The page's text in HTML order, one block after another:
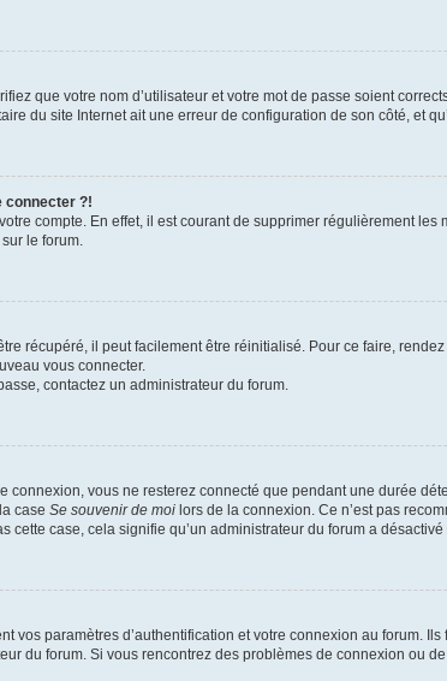
que votre nom d’utilisateur et votre mot de passe soient
du site Internet ait une erreur de configuration de son côté, et
connecter ?!
compte. En effet, il est courant de supprimer régulièrement
le forum.
récupéré, il peut facilement être réinitialisé. Pour ce faire,
vous connecter.
contactez un administrateur du forum.
connexion, vous ne resterez connecté que pendant une durée
case Se souvenir de moi lors de la connexion. Ce n’est pas
case, cela signifie qu’un administrateur du forum a désactivé
vos paramètres d’authentification et votre connexion au forum.
du forum. Si vous rencontrez des problèmes de connexion ou